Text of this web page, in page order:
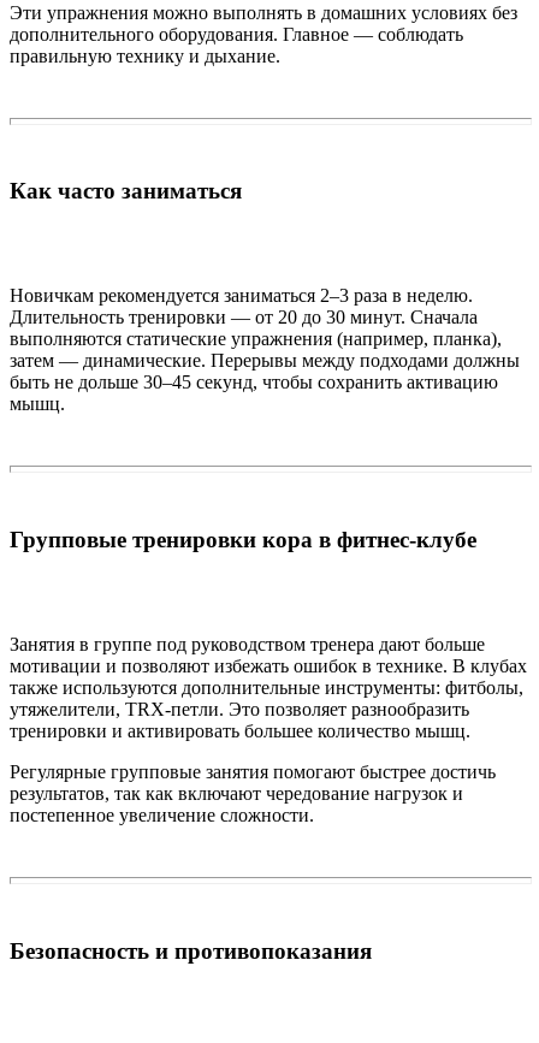
Эти упражнения можно выполнять в домашних условиях без
дополнительного оборудования. Главное — соблюдать
правильную технику и дыхание.
Как часто заниматься
Новичкам рекомендуется заниматься 2–3 раза в неделю.
Длительность тренировки — от 20 до 30 минут. Сначала
выполняются статические упражнения (например, планка),
затем — динамические. Перерывы между подходами должны
быть не дольше 30–45 секунд, чтобы сохранить активацию
мышц.
Групповые тренировки кора в фитнес-клубе
Занятия в группе под руководством тренера дают больше
мотивации и позволяют избежать ошибок в технике. В клубах
также используются дополнительные инструменты: фитболы,
утяжелители, TRX-петли. Это позволяет разнообразить
тренировки и активировать большее количество мышц.
Регулярные групповые занятия помогают быстрее достичь
результатов, так как включают чередование нагрузок и
постепенное увеличение сложности.
Безопасность и противопоказания